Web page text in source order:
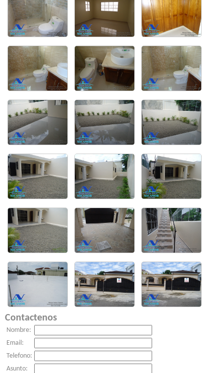
Contactenos
Nombre:
Email:
Telefono:
Asunto: